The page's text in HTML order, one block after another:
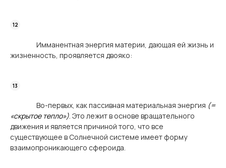
Имманентная энергия материи, дающая ей жизнь и
жизненность, проявляется двояко:
Во-первых, как пассивная материальная энергия (=
«скрытое тепло»). Это лежит в основе вращательного
движения и является причиной того, что все
существующее в Солнечной системе имеет форму
взаимопроникающего сфероида.